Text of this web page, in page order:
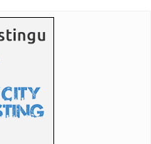
i Afrike: Gigant iz Emirata
se preselio u Evropu
političke komunikacije: Sat i